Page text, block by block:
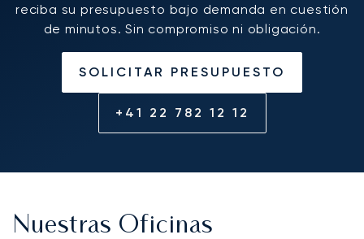
reciba su presupuesto bajo demanda en cuestión
de minutos. Sin compromiso ni obligación.
SOLICITAR PRESUPUESTO
+41 22 782 12 12
Nuestras Oficinas